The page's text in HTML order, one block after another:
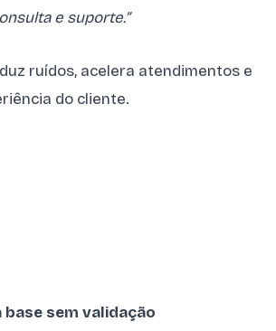
e suporte.”
ruídos, acelera atendimentos e
do cliente.
base sem validação